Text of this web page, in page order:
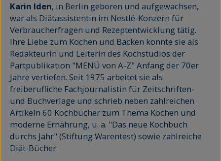
Karin Iden, in Berlin geboren und aufgewachsen,
war als Diätassistentin im Nestlé-Konzern für
Verbraucherfragen und Rezeptentwicklung tätig.
Ihre Liebe zum Kochen und Backen konnte sie als
Redakteurin und Leiterin des Kochstudios der
Partpublikation "MENÜ von A-Z" Anfang der 70er
Jahre vertiefen. Seit 1975 arbeitet sie als
freiberufliche Fachjournalistin für Zeitschriften-
und Buchverlage und schrieb neben zahlreichen
Artikeln 60 Kochbücher zum Thema Kochen und
moderne Ernährung, u. a. "Das neue Kochbuch
durchs Jahr" (Stiftung Warentest) sowie zahlreiche
Diät-Bücher.